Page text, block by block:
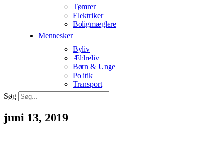
Tømrer
Elektriker
Boligmæglere
Mennesker
Byliv
Ældreliv
Børn & Unge
Politik
Transport
Søg
juni 13, 2019